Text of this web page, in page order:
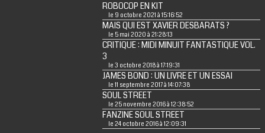
ROBOCOP EN KIT
le 9 octobre 2021 à 15:16:52
MAIS QUI EST XAVIER DESBARATS ?
le 5 mai 2020 à 21:28:13
CRITIQUE : MIDI MINUIT FANTASTIQUE VOL.
3
le 3 octobre 2018 à 17:19:31
JAMES BOND : UN LIVRE ET UN ESSAI
le 11 septembre 2017 à 14:07:38
SOUL STREET
le 25 novembre 2016 à 12:38:52
FANZINE SOUL STREET
le 24 octobre 2016 à 12:09:31